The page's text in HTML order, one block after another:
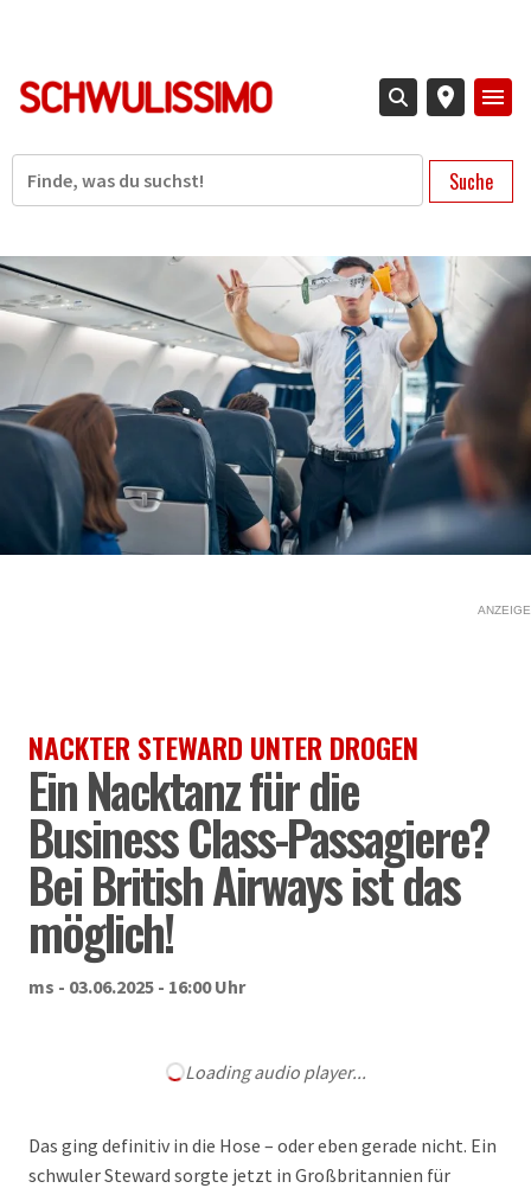
Suche
ANZEIGE
NACKTER STEWARD UNTER DROGEN
Ein Nacktanz für die
Business Class-Passagiere?
Bei British Airways ist das
möglich!
ms - 03.06.2025 - 16:00 Uhr
Loading audio player...
Das ging definitiv in die Hose – oder eben gerade nicht. Ein
schwuler Steward sorgte jetzt in Großbritannien für